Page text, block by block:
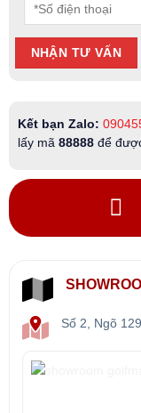
Kết bạn Zalo:
lấy mã 88888để
Số 2, Ngõ